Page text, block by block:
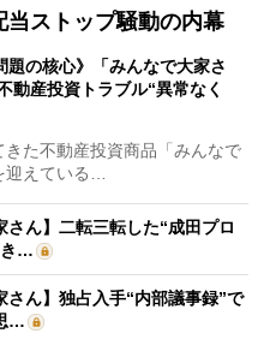
当ストップ騒動の内幕
題の核心》「みんなで大家さ
動産投資トラブル“異常なく
た不動産投資商品「みんなで
えている…
さん】二転三転した“成田プロ
き…
さん】独占入手“内部議事録”で
…